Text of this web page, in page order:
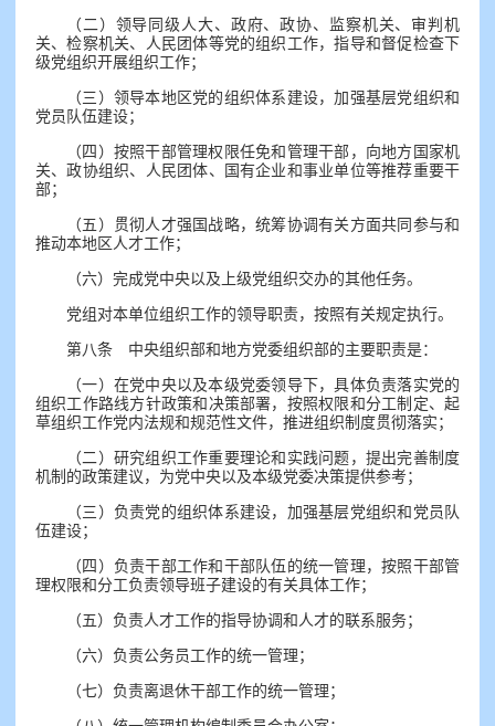
（二）领导同级人大、政府、政协、监察机关、审判机
关、检察机关、人民团体等党的组织工作，指导和督促检查下
级党组织开展组织工作；
（三）领导本地区党的组织体系建设，加强基层党组织和
党员队伍建设；
（四）按照干部管理权限任免和管理干部，向地方国家机
关、政协组织、人民团体、国有企业和事业单位等推荐重要干
部；
（五）贯彻人才强国战略，统筹协调有关方面共同参与和
推动本地区人才工作；
（六）完成党中央以及上级党组织交办的其他任务。
党组对本单位组织工作的领导职责，按照有关规定执行。
第八条 中央组织部和地方党委组织部的主要职责是：
（一）在党中央以及本级党委领导下，具体负责落实党的
组织工作路线方针政策和决策部署，按照权限和分工制定、起
草组织工作党内法规和规范性文件，推进组织制度贯彻落实；
（二）研究组织工作重要理论和实践问题，提出完善制度
机制的政策建议，为党中央以及本级党委决策提供参考；
（三）负责党的组织体系建设，加强基层党组织和党员队
伍建设；
（四）负责干部工作和干部队伍的统一管理，按照干部管
理权限和分工负责领导班子建设的有关具体工作；
（五）负责人才工作的指导协调和人才的联系服务；
（六）负责公务员工作的统一管理；
（七）负责离退休干部工作的统一管理；